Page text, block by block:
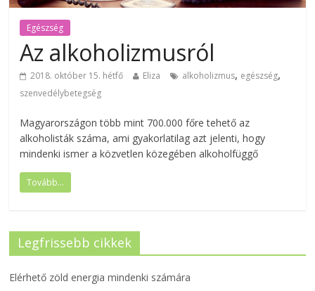
Egészség
Az alkoholizmusról
2018. október 15. hétfő Eliza alkoholizmus, egészség,
szenvedélybetegség
Magyarországon több mint 700.000 főre tehető az
alkoholisták száma, ami gyakorlatilag azt jelenti, hogy
mindenki ismer a közvetlen közegében alkoholfüggő
Tovább...
Legfrissebb cikkek
Elérhető zöld energia mindenki számára